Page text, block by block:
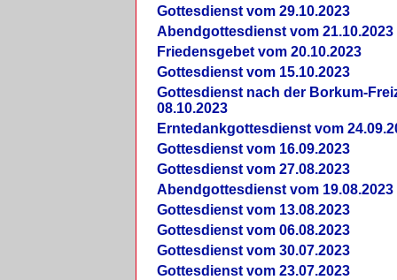
Gottesdienst vom 29.10.2023
Abendgottesdienst vom 21.10.2023
Friedensgebet vom 20.10.2023
Gottesdienst vom 15.10.2023
Gottesdienst nach der Borkum-
08.10.2023
Erntedankgottesdienst vom
Gottesdienst vom 16.09.2023
Gottesdienst vom 27.08.2023
Abendgottesdienst vom 19.08.2023
Gottesdienst vom 13.08.2023
Gottesdienst vom 06.08.2023
Gottesdienst vom 30.07.2023
Gottesdienst vom 23.07.2023